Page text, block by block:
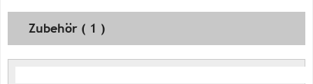
Zubehör ( 1 )